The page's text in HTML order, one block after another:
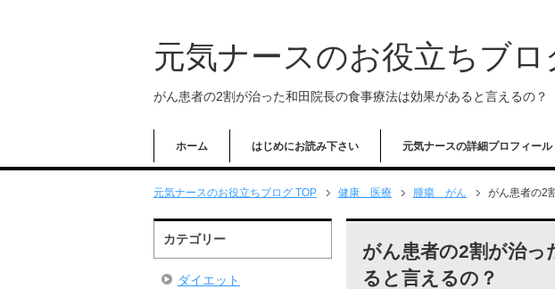
元気ナースのお役立ちブロ
がん患者の2割が治った和田院長の食事療法は効果があると言えるの？
ホーム はじめにお読み下さい 元気ナースの詳細プロフィール
元気ナースのお役立ちブログ TOP 健康 医療 腫瘍 がん がん患者の2
がん患者の2割が治っ
ると言えるの？
カテゴリー
ダイエット